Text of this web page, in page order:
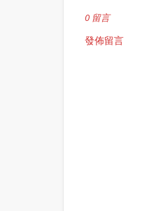
0 留言
發佈留言